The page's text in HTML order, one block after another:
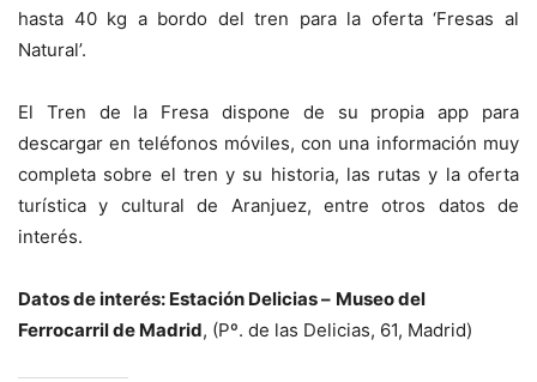
hasta 40 kg a bordo del tren para la oferta ‘Fresas al
Natural’.
El Tren de la Fresa dispone de su propia app para
descargar en teléfonos móviles, con una información muy
completa sobre el tren y su historia, las rutas y la oferta
turística y cultural de Aranjuez, entre otros datos de
interés.
Datos de interés: Estación Delicias – Museo del
Ferrocarril de Madrid, (Pº. de las Delicias, 61, Madrid)